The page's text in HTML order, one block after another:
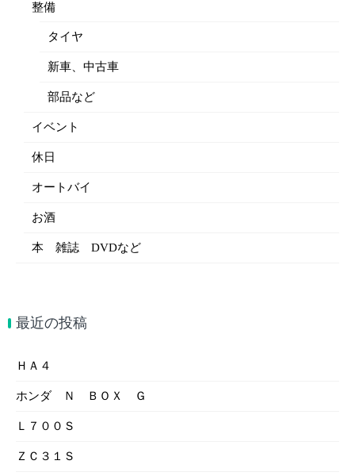
整備
タイヤ
新車、中古車
部品など
イベント
休日
オートバイ
お酒
本 雑誌 DVDなど
最近の投稿
ＨＡ４
ホンダ Ｎ ＢＯＸ Ｇ
Ｌ７００Ｓ
ＺＣ３１Ｓ